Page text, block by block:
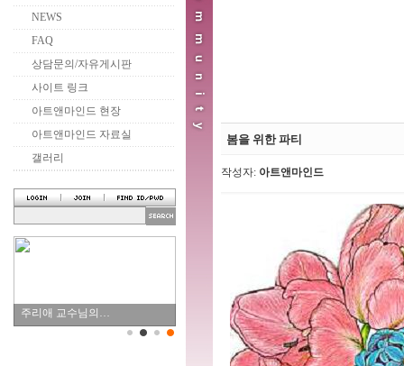
NEWS
FAQ
상담문의/자유게시판
사이트 링크
아트앤마인드 현장
아트앤마인드 자료실
갤러리
주리애 교수님의…
봄을 위한 파티
작성자: 아트앤마인드